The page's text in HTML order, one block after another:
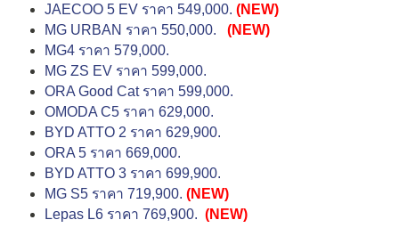
JAECOO 5 EV ราคา 549,000. (NEW)
MG URBAN ราคา 550,000.
(NEW)
MG4 ราคา 579,000.
MG ZS EV ราคา 599,000.
ORA Good Cat ราคา 599,000.
OMODA C5 ราคา 629,000.
BYD ATTO 2 ราคา 629,900.
ORA 5 ราคา 669,000.
BYD ATTO 3 ราคา 699,900.
MG S5 ราคา 719,900. (NEW)
Lepas L6 ราคา 769,900. (NEW)